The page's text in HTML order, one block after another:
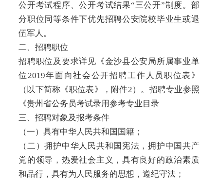
公开考试程序、公开考试结果“三公开”制度。部
分职位同等条件下优先招聘公安院校毕业生或退
伍军人。
二、招聘职位
招聘职位及要求详见《金沙县公安局所属事业单
位2019年面向社会公开招聘工作人员职位表》
（以下简称《职位表》，附件2）。招聘专业参照
《贵州省公务员考试录用参考专业目录
三、招聘对象及报考条件
（一）具有中华人民共和国国籍；
（二）拥护中华人民共和国宪法，拥护中国共产
党的领导，热爱社会主义，具有良好的政治素质
和品行，具有为人民服务的思想，遵纪守法；